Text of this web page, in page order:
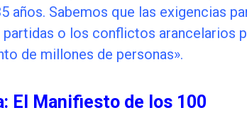
años. Sabemos que las exigencias
o los conflictos arancelarios
de millones de personas».
El Manifiesto de los 100